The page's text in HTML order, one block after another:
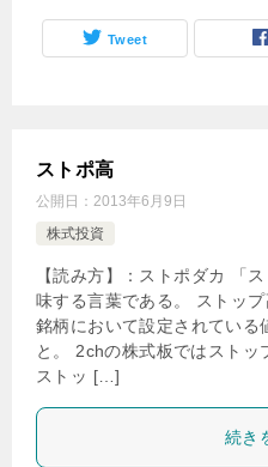
Tweet
ストポ高
公開日： 2013年6月9日
株式投資
【読み方】：ストポダカ 「
味する言葉である。 ストッ
銘柄において設定されている
と。 2chの株式板ではストッ
ストッ […]
続き